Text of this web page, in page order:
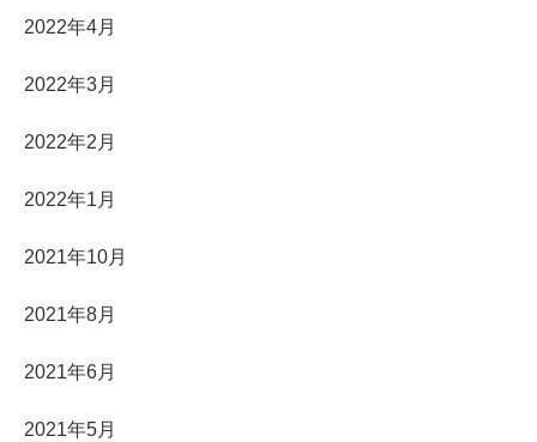
2022年4月
2022年3月
2022年2月
2022年1月
2021年10月
2021年8月
2021年6月
2021年5月